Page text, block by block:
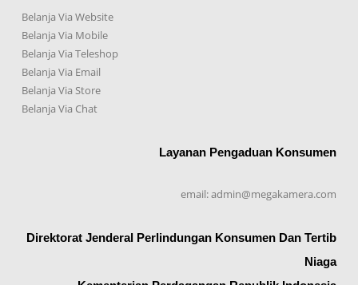
Belanja Via Website
Belanja Via Mobile
Belanja Via Teleshop
Belanja Via Email
Belanja Via Store
Belanja Via Chat
Layanan Pengaduan Konsumen
email: admin@megakamera.com
Direktorat Jenderal Perlindungan Konsumen Dan Tertib
Niaga